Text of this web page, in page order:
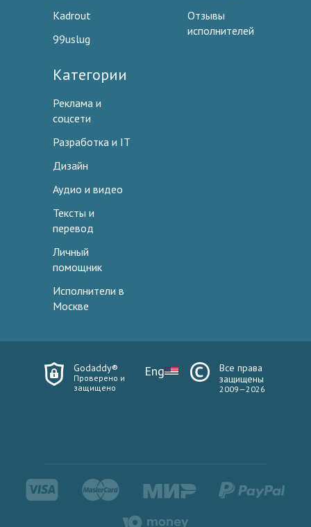
Kadrout
99uslug
Отзывы
исполнителей
Категории
Реклама и
соцсети
Разработка и IT
Дизайн
Аудио и видео
Тексты и
перевод
Личный
помощник
Исполнители в
Москве
Godaddy®
Проверено и
защищено
Eng
Все права
защищены
2009—2026